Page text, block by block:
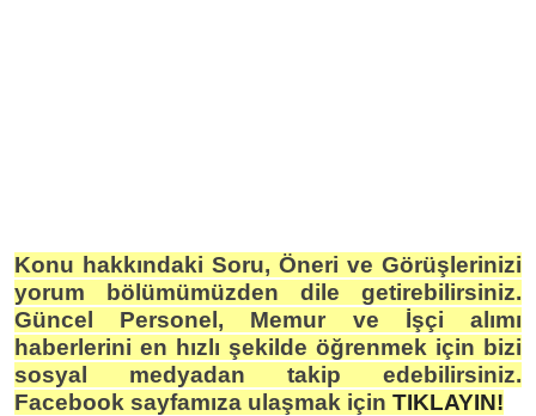
Konu hakkındaki Soru, Öneri ve Görüşlerinizi
yorum bölümümüzden dile getirebilirsiniz.
Güncel Personel, Memur ve İşçi alımı
haberlerini en hızlı şekilde öğrenmek için bizi
sosyal medyadan takip edebilirsiniz.
Facebook sayfamıza ulaşmak için TIKLAYIN!